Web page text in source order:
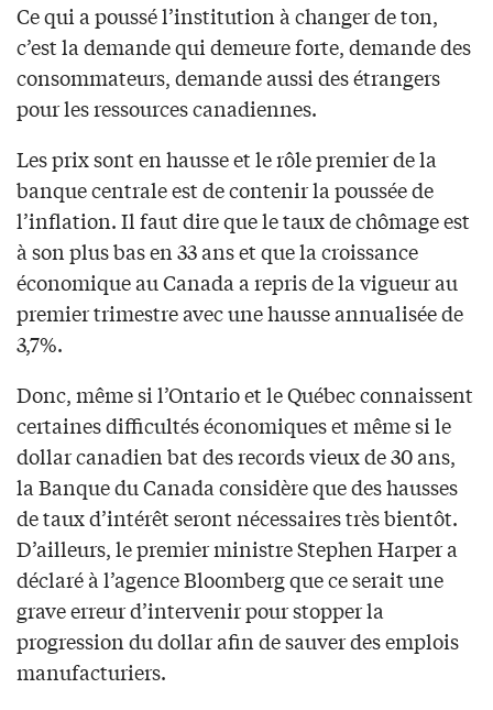
Ce qui a poussé l’institution à changer de ton,
c’est la demande qui demeure forte, demande des
consommateurs, demande aussi des étrangers
pour les ressources canadiennes.
Les prix sont en hausse et le rôle premier de la
banque centrale est de contenir la poussée de
l’inflation. Il faut dire que le taux de chômage est
à son plus bas en 33 ans et que la croissance
économique au Canada a repris de la vigueur au
premier trimestre avec une hausse annualisée de
3,7%.
Donc, même si l’Ontario et le Québec connaissent
certaines difficultés économiques et même si le
dollar canadien bat des records vieux de 30 ans,
la Banque du Canada considère que des hausses
de taux d’intérêt seront nécessaires très bientôt.
D’ailleurs, le premier ministre Stephen Harper a
déclaré à l’agence Bloomberg que ce serait une
grave erreur d’intervenir pour stopper la
progression du dollar afin de sauver des emplois
manufacturiers.